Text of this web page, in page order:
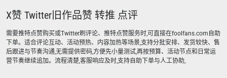
X赞 Twitter旧作品赞 转推 点评
需要推特点赞购买或Twitter刷评论、推特点赞服务时,可直接在foolfans.com自助
下单。适合评论互动、活动预热、内容加热等场景,支持分批安排、发货较快、售
后跟进与节奏沟通,无需提供密码,方便先小量测试,再按预算、活动节点和日常运
营节奏继续追加。流程清楚,客服响应及时,支持自助下单与人工协助,